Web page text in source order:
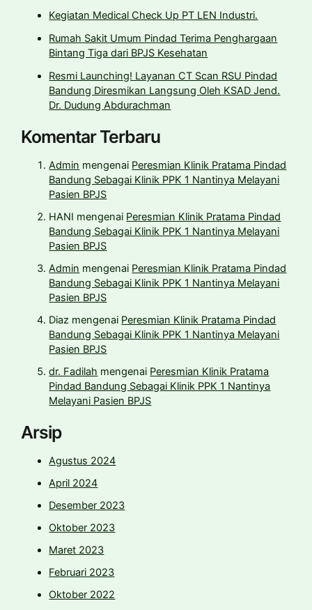
Kegiatan Medical Check Up PT LEN Industri.
Rumah Sakit Umum Pindad Terima Penghargaan
Bintang Tiga dari BPJS Kesehatan
Resmi Launching! Layanan CT Scan RSU Pindad
Bandung Diresmikan Langsung Oleh KSAD Jend.
Dr. Dudung Abdurachman
Komentar Terbaru
Admin mengenai Peresmian Klinik Pratama Pindad
Bandung Sebagai Klinik PPK 1 Nantinya Melayani
Pasien BPJS
HANI mengenai Peresmian Klinik Pratama Pindad
Bandung Sebagai Klinik PPK 1 Nantinya Melayani
Pasien BPJS
Admin mengenai Peresmian Klinik Pratama Pindad
Bandung Sebagai Klinik PPK 1 Nantinya Melayani
Pasien BPJS
Diaz mengenai Peresmian Klinik Pratama Pindad
Bandung Sebagai Klinik PPK 1 Nantinya Melayani
Pasien BPJS
dr. Fadilah mengenai Peresmian Klinik Pratama
Pindad Bandung Sebagai Klinik PPK 1 Nantinya
Melayani Pasien BPJS
Arsip
Agustus 2024
April 2024
Desember 2023
Oktober 2023
Maret 2023
Februari 2023
Oktober 2022